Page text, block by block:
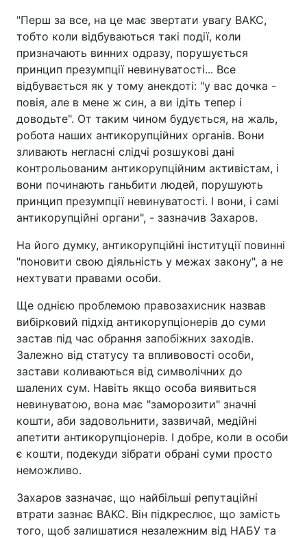
"Перш за все, на це має звертати увагу ВАКС,
тобто коли відбуваються такі події, коли
призначають винних одразу, порушується
принцип презумпції невинуватості... Все
відбувається як у тому анекдоті: "у вас дочка -
повія, але в мене ж син, а ви ідіть тепер і
доводьте". От таким чином будується, на жаль,
робота наших антикорупційних органів. Вони
зливають негласні слідчі розшукові дані
контрольованим антикорупційним активістам, і
вони починають ганьбити людей, порушують
принцип презумпції невинуватості. І вони, і самі
антикорупційні органи", - зазначив Захаров.
На його думку, антикорупційні інституції повинні
"поновити свою діяльність у межах закону", а не
нехтувати правами особи.
Ще однією проблемою правозахисник назвав
вибірковий підхід антикорупціонерів до суми
застав під час обрання запобіжних заходів.
Залежно від статусу та впливовості особи,
застави коливаються від символічних до
шалених сум. Навіть якщо особа виявиться
невинуватою, вона має "заморозити" значні
кошти, аби задовольнити, зазвичай, медійні
апетити антикорупціонерів. І добре, коли в особи
є кошти, подекуди зібрати обрані суми просто
неможливо.
Захаров зазначає, що найбільші репутаційні
втрати зазнає ВАКС. Він підкреслює, що замість
того, щоб залишатися незалежним від НАБУ та